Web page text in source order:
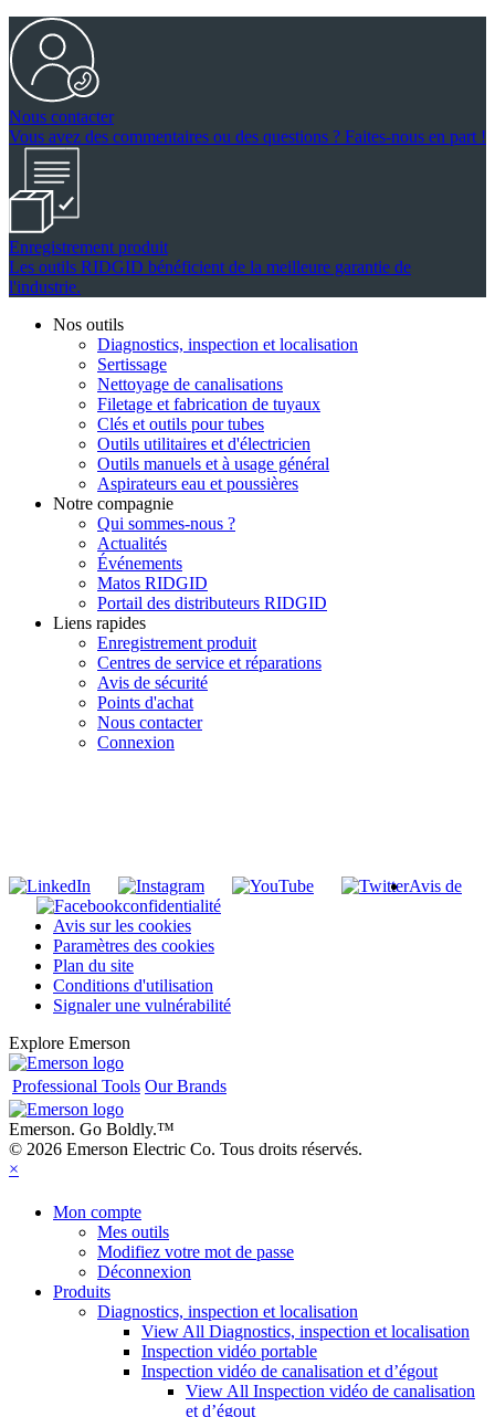
Nous contacter
Vous avez des commentaires ou des questions ? Faites-nous en part !
Enregistrement produit
Les outils RIDGID bénéficient de la meilleure garantie de
l'industrie.
Nos outils
Diagnostics, inspection et localisation
Sertissage
Nettoyage de canalisations
Filetage et fabrication de tuyaux
Clés et outils pour tubes
Outils utilitaires et d'électricien
Outils manuels et à usage général
Aspirateurs eau et poussières
Notre compagnie
Qui sommes-nous ?
Actualités
Événements
Matos RIDGID
Portail des distributeurs RIDGID
Liens rapides
Enregistrement produit
Centres de service et réparations
Avis de sécurité
Points d'achat
Nous contacter
Connexion
Avis de
confidentialité
Avis sur les cookies
Paramètres des cookies
Plan du site
Conditions d'utilisation
Signaler une vulnérabilité
Explore Emerson
Professional Tools Our Brands
Emerson. Go Boldly.™
© 2026 Emerson Electric Co. Tous droits réservés.
×
Mon compte
Mes outils
Modifiez votre mot de passe
Déconnexion
Produits
Diagnostics, inspection et localisation
View All Diagnostics, inspection et localisation
Inspection vidéo portable
Inspection vidéo de canalisation et d’égout
View All Inspection vidéo de canalisation
et d’égout